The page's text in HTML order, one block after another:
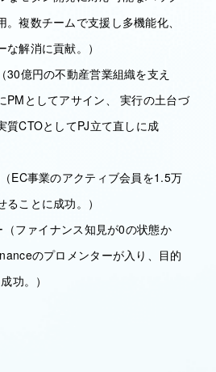
複数チームで支援し多機能化、
解消に貢献。）
30億円の不動産営業組織を支え
PMとしてアサイン、 実行の土台づ
質CTOとしてPJ立て直しに成
EC事業のアクティブ会員を1.5万
ことに成功。）
（ファイナンス知見が0の状態か
のプロメンターが入り、目的
功。）